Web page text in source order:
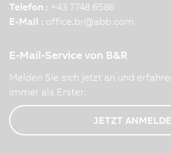
Telefon : +43 7748 6586
E-Mail : office.br@abb.com
E-Mail-Service von B&R
Melden Sie sich jetzt an und
immer als Erster.
JETZT